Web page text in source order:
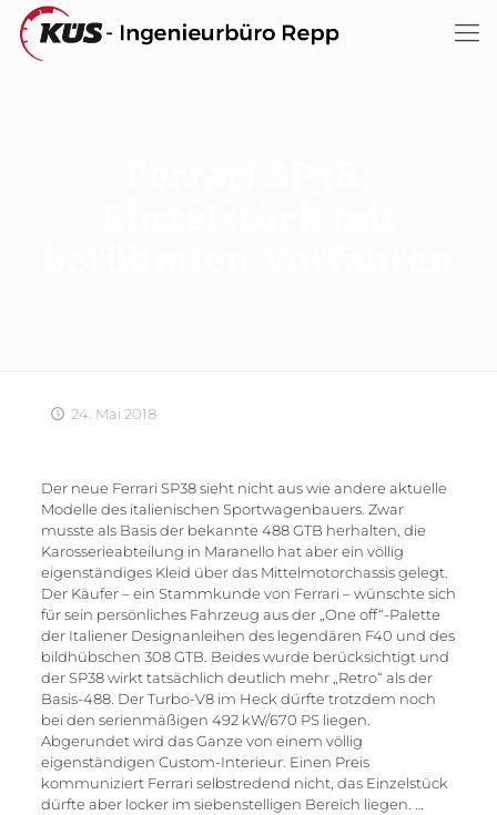
24. Mai 2018
Der neue Ferrari SP38 sieht nicht aus wie andere aktuelle
Modelle des italienischen Sportwagenbauers. Zwar
musste als Basis der bekannte 488 GTB herhalten, die
Karosserieabteilung in Maranello hat aber ein völlig
eigenständiges Kleid über das Mittelmotorchassis gelegt.
Der Käufer – ein Stammkunde von Ferrari – wünschte sich
für sein persönliches Fahrzeug aus der „One off“-Palette
der Italiener Designanleihen des legendären F40 und des
bildhübschen 308 GTB. Beides wurde berücksichtigt und
der SP38 wirkt tatsächlich deutlich mehr „Retro“ als der
Basis-488. Der Turbo-V8 im Heck dürfte trotzdem noch
bei den serienmäßigen 492 kW/670 PS liegen.
Abgerundet wird das Ganze von einem völlig
eigenständigen Custom-Interieur. Einen Preis
kommuniziert Ferrari selbstredend nicht, das Einzelstück
dürfte aber locker im siebenstelligen Bereich liegen. …